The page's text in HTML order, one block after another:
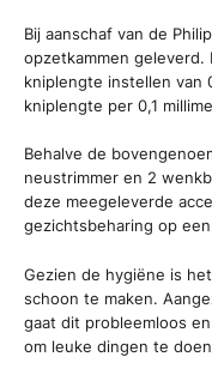
Bij aanschaf van de
opzetkammen geleverd.
kniplengte instellen van
kniplengte per 0,1
Behalve de
neustrimmer en 2
deze meegeleverde
gezichtsbeharing op
Gezien de hygiëne is
schoon te maken.
gaat dit probleemloos
om leuke dingen te